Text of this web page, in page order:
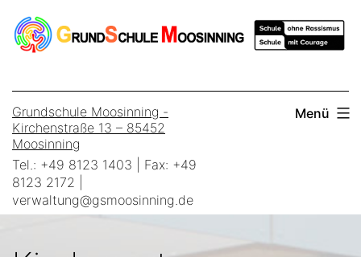
Zum
Inhalt
Grundschule Moosinning -
Kirchenstraße 13 – 85452
Moosinning
Tel.: +49 8123 1403 | Fax: +49
8123 2172 |
verwaltung@gsmoosinning.de
Menü